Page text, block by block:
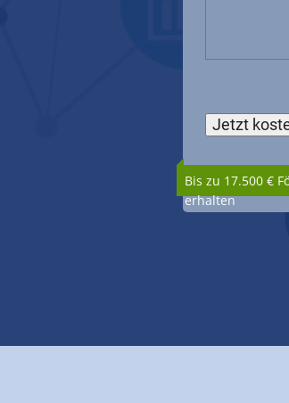
Bis zu 17.500 €
erhalten